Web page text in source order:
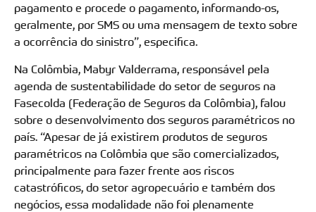
pagamento e procede o pagamento, informando-os,
geralmente, por SMS ou uma mensagem de texto sobre
a ocorrência do sinistro”, especifica.
Na Colômbia, Mabyr Valderrama, responsável pela
agenda de sustentabilidade do setor de seguros na
Fasecolda (Federação de Seguros da Colômbia), falou
sobre o desenvolvimento dos seguros paramétricos no
país. “Apesar de já existirem produtos de seguros
paramétricos na Colômbia que são comercializados,
principalmente para fazer frente aos riscos
catastróficos, do setor agropecuário e também dos
negócios, essa modalidade não foi plenamente